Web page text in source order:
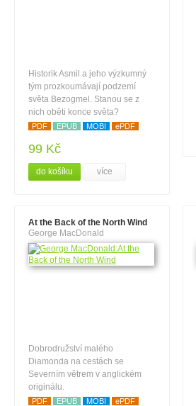
Historik Asmil a jeho výzkumný
tým prozkoumávají podzemí
světa Bezogmel. Stanou se z
nich oběti konce světa?
PDF EPUB MOBI ePDF
99 Kč
do košíku více
At the Back of the North Wind
George MacDonald
Dobrodružství malého
Diamonda na cestách se
Severním větrem v anglickém
originálu.
PDF EPUB MOBI ePDF